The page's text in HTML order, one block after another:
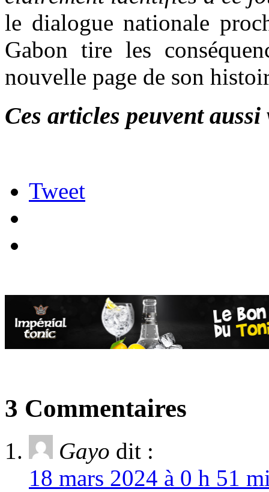
le dialogue nationale
Gabon tire les
nouvelle page de son
Ces articles peuvent
Tweet
3 Commentaires
Gayo dit :
18 mars 2024 à 0 h 51